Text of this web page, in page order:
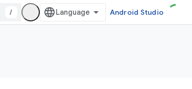
/ Android Studio